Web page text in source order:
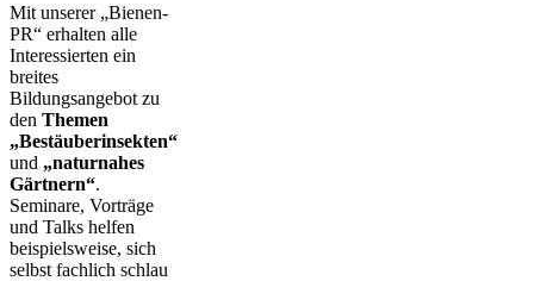
Mit unserer „Bienen-
PR“ erhalten alle
Interessierten ein
breites
Bildungsangebot zu
den Themen
„Bestäuberinsekten“
und „naturnahes
Gärtnern“.
Seminare, Vorträge
und Talks helfen
beispielsweise, sich
selbst fachlich schlau